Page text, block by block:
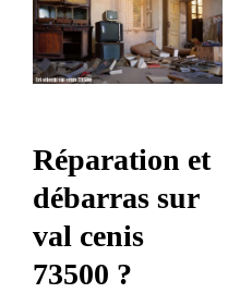
Réparation et
débarras sur
val cenis
73500 ?